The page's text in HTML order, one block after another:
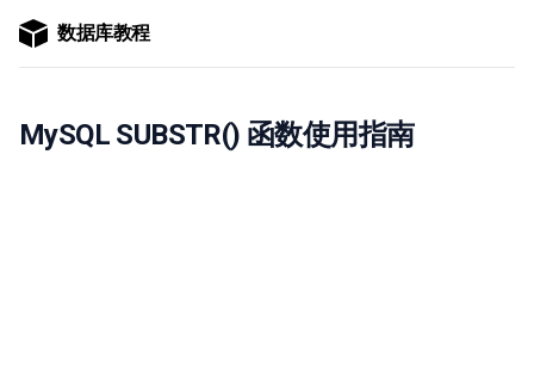
数据库教程
MySQL SUBSTR() 函数使用指南